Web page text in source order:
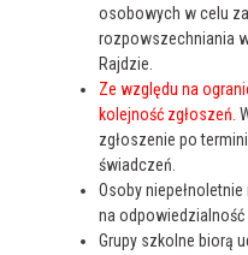
osobowych w celu
rozpowszechniania
Rajdzie.
Ze względu na
kolejność zgłoszeń.
zgłoszenie po
świadczeń.
Osoby
na odpowiedzialność
Grupy szkolne biorą